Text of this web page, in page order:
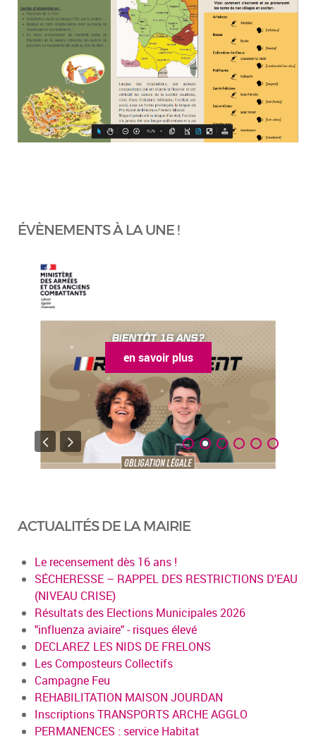
ÉVÈNEMENTS À LA UNE !
en savoir plus
ACTUALITÉS DE LA MAIRIE
Le recensement dès 16 ans !
SÉCHERESSE – RAPPEL DES RESTRICTIONS D'EAU
(NIVEAU CRISE)
Résultats des Elections Municipales 2026
"influenza aviaire" - risques élevé
DECLAREZ LES NIDS DE FRELONS
Les Composteurs Collectifs
Campagne Feu
REHABILITATION MAISON JOURDAN
Inscriptions TRANSPORTS ARCHE AGGLO
PERMANENCES : service Habitat